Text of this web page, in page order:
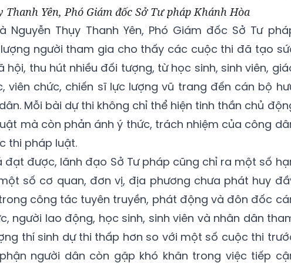
Thanh Yên, Phó Giám đốc Sở Tư pháp Khánh Hòa
Nguyễn Thụy Thanh Yên, Phó Giám đốc Sở Tư
lượng người tham gia cho thấy các cuộc thi đã tạo
thu hút nhiều đối tượng, từ học sinh, sinh viên,
viên chức, chiến sĩ lực lượng vũ trang đến cán bộ
Mỗi bài dự thi không chỉ thể hiện tinh thần chủ
mà còn phản ánh ý thức, trách nhiệm của công
thi pháp luật.
đạt được, lãnh đạo Sở Tư pháp cũng chỉ ra một số
số cơ quan, đơn vị, địa phương chưa phát huy
công tác tuyên truyền, phát động và đôn đốc
người lao động, học sinh, sinh viên và nhân dân
thí sinh dự thi thấp hơn so với một số cuộc thi
người dân còn gặp khó khăn trong việc tiếp